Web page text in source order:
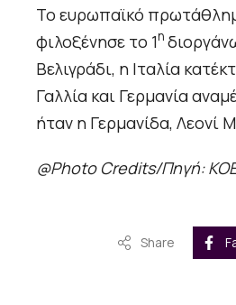
Το ευρωπαϊκό
φιλοξένησε το 1η
Βελιγράδι, η Ιταλία
Γαλλία και Γερμανία
ήταν η Γερμανίδα, Λεονί
@Photo Credits/Πηγή:
Share